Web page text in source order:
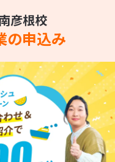
彦根校
の申込み